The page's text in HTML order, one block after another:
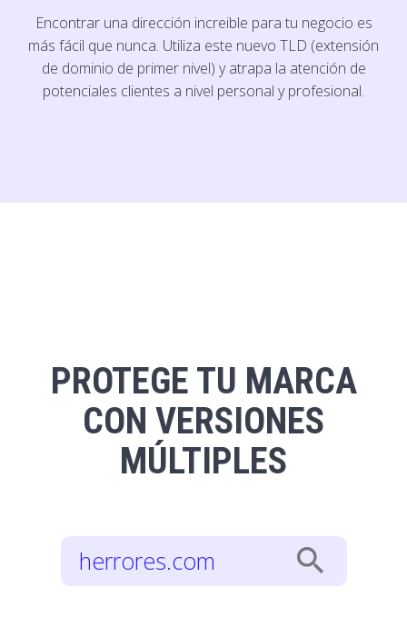
Encontrar una dirección increible para tu negocio es
más fácil que nunca. Utiliza este nuevo TLD (extensión
de dominio de primer nivel) y atrapa la atención de
potenciales clientes a nivel personal y profesional.
PROTEGE TU MARCA
CON VERSIONES
MÚLTIPLES
herrores.com search